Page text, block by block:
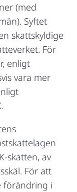
(med
Syftet
skattskyldige
För
enligt
vara mer
skatten, av
För att
förändring i